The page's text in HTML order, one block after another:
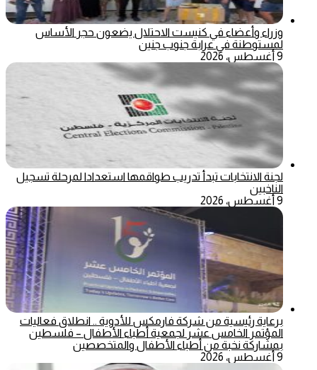
وزراء وأعضاء في كنيست الاحتلال يضعون حجر الأساس
لمستوطنة في عرابة جنوب جنين
9 أغسطس، 2026
لجنة الانتخابات تبدأ تدريب طواقمها استعدادا لمرحلة تسجيل
الناخبين
9 أغسطس، 2026
برعاية رئيسية من شركة فارمكس للأدوية .. انطلاق فعاليات
المؤتمر الخامس عشر لجمعية أطباء الأطفال – فلسطين
بمشاركة نخبة من أطباء الأطفال والمتخصصين
9 أغسطس، 2026